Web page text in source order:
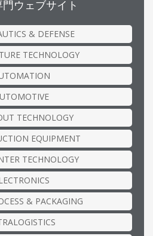
ウェブサイト
& DEFENSE
TECHNOLOGY
TECHNOLOGY
EQUIPMENT
TECHNOLOGY
& PACKAGING